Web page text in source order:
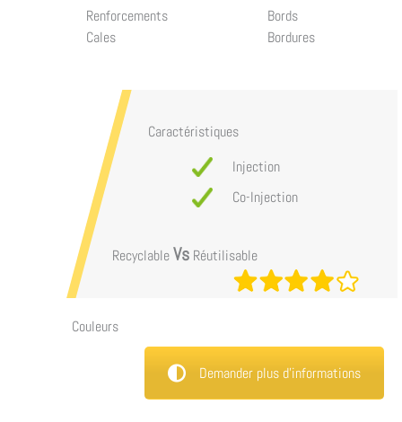
Renforcements
Cales
Bords
Bordures
Caractéristiques
Injection
Co-Injection
RecyclableVs Réutilisable
Couleurs
Demander plus d’informations